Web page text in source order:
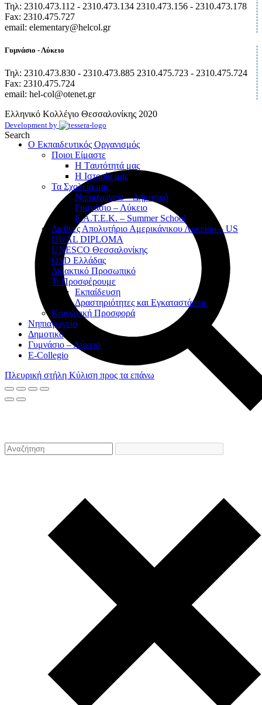
Τηλ: 2310.473.112 - 2310.473.134 2310.473.156 - 2310.473.178
Fax: 2310.475.727
email: elementary@helcol.gr
Γυμνάσιο - Λύκειο
Τηλ: 2310.473.830 - 2310.473.885 2310.475.723 - 2310.475.724
Fax: 2310.475.724
email: hel-col@otenet.gr
Ελληνικό Κολλέγιο Θεσσαλονίκης 2020
Development by
Search
Ο Εκπαιδευτικός Οργανισμός
Ποιοι Είμαστε
Η Tαυτότητά μας
Η Ιστορία μας
Τα Σχολεία μας
Νηπιαγωγείο – Δημοτικό
Γυμνάσιο – Λύκειο
Ε.Α.Τ.Ε.Κ. – Summer School
Διεθνές Απολυτήριο Αμερικάνικου Λυκείου – US
DUAL DIPLOMA
UNESCO Θεσσαλονίκης
ÖSD Ελλάδας
Διδακτικό Προσωπικό
Τι Προσφέρουμε
Eκπαίδευση
Δραστηριότητες και Εγκαταστάσεις
Κοινωνική Προσφορά
Νηπιαγωγείο
Δημοτικό
Γυμνάσιο – Λύκειο
E-Collegio
Πλευρική στήλη Κύλιση προς τα επάνω